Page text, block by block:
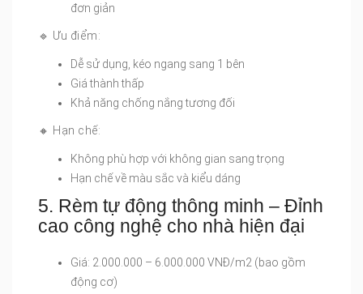
đơn giản
🔹 Ưu điểm:
Dễ sử dụng, kéo ngang sang 1 bên
Giá thành thấp
Khả năng chống nắng tương đối
🔸 Hạn chế:
Không phù hợp với không gian sang trọng
Hạn chế về màu sắc và kiểu dáng
5. Rèm tự động thông minh – Đỉnh
cao công nghệ cho nhà hiện đại
Giá: 2.000.000 – 6.000.000 VNĐ/m2 (bao gồm
động cơ)